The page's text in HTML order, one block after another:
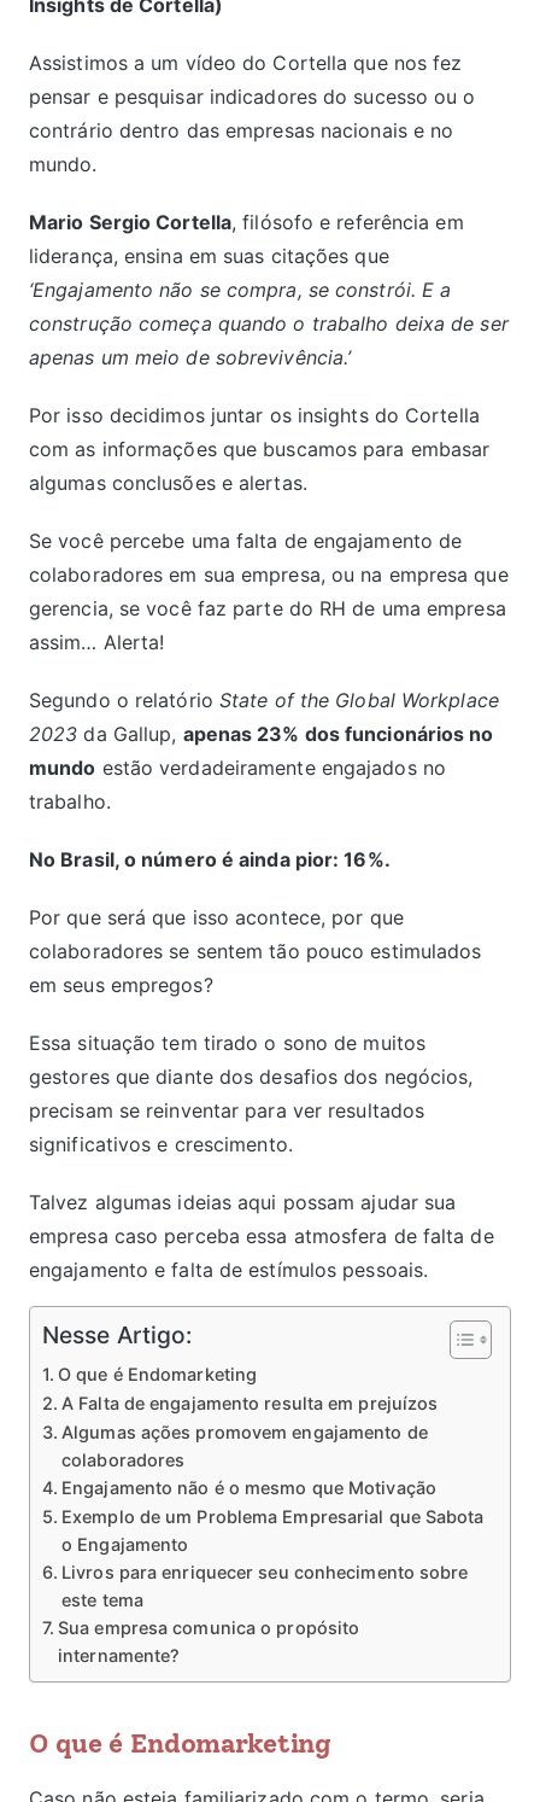
Insights de Cortella)
Assistimos a um vídeo do Cortella que nos fez
pensar e pesquisar indicadores do sucesso ou o
contrário dentro das empresas nacionais e no
mundo.
Mario Sergio Cortella, filósofo e referência em
liderança, ensina em suas citações que
‘Engajamento não se compra, se constrói. E a
construção começa quando o trabalho deixa de ser
apenas um meio de sobrevivência.’
Por isso decidimos juntar os insights do Cortella
com as informações que buscamos para embasar
algumas conclusões e alertas.
Se você percebe uma falta de engajamento de
colaboradores em sua empresa, ou na empresa que
gerencia, se você faz parte do RH de uma empresa
assim… Alerta!
Segundo o relatório State of the Global Workplace
2023 da Gallup, apenas 23% dos funcionários no
mundo estão verdadeiramente engajados no
trabalho.
No Brasil, o número é ainda pior: 16%.
Por que será que isso acontece, por que
colaboradores se sentem tão pouco estimulados
em seus empregos?
Essa situação tem tirado o sono de muitos
gestores que diante dos desafios dos negócios,
precisam se reinventar para ver resultados
significativos e crescimento.
Talvez algumas ideias aqui possam ajudar sua
empresa caso perceba essa atmosfera de falta de
engajamento e falta de estímulos pessoais.
Nesse Artigo:
O que é Endomarketing
A Falta de engajamento resulta em prejuízos
Algumas ações promovem engajamento de
colaboradores
Engajamento não é o mesmo que Motivação
Exemplo de um Problema Empresarial que Sabota
o Engajamento
Livros para enriquecer seu conhecimento sobre
este tema
Sua empresa comunica o propósito
internamente?
O que é Endomarketing